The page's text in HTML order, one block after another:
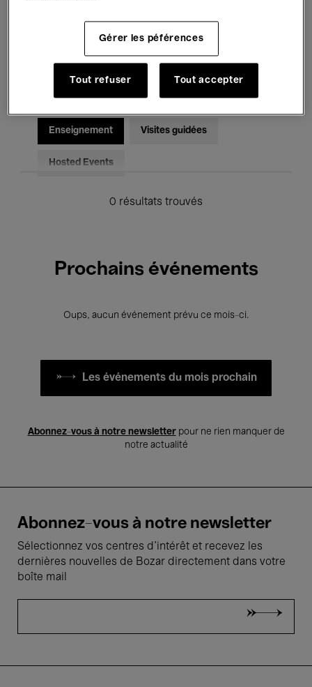
Musique électronique
Pour tous Kids’ Palace
Enseignement Visites guidées
Hosted Events
0 résultats trouvés
Prochains événements
Oups, aucun événement prévu ce mois-ci.
Les événements du mois prochain
Abonnez-vous à notre newsletterpour ne rien manquer de
notre actualité
Abonnez-vous à notre newsletter
Sélectionnez vos centres d'intérêt et recevez les
dernières nouvelles de Bozar directement dans votre
boîte mail
Gérer les péférences
Tout refuser Tout accepter